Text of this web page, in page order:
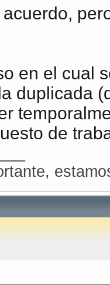
en el cual
duplicada
de